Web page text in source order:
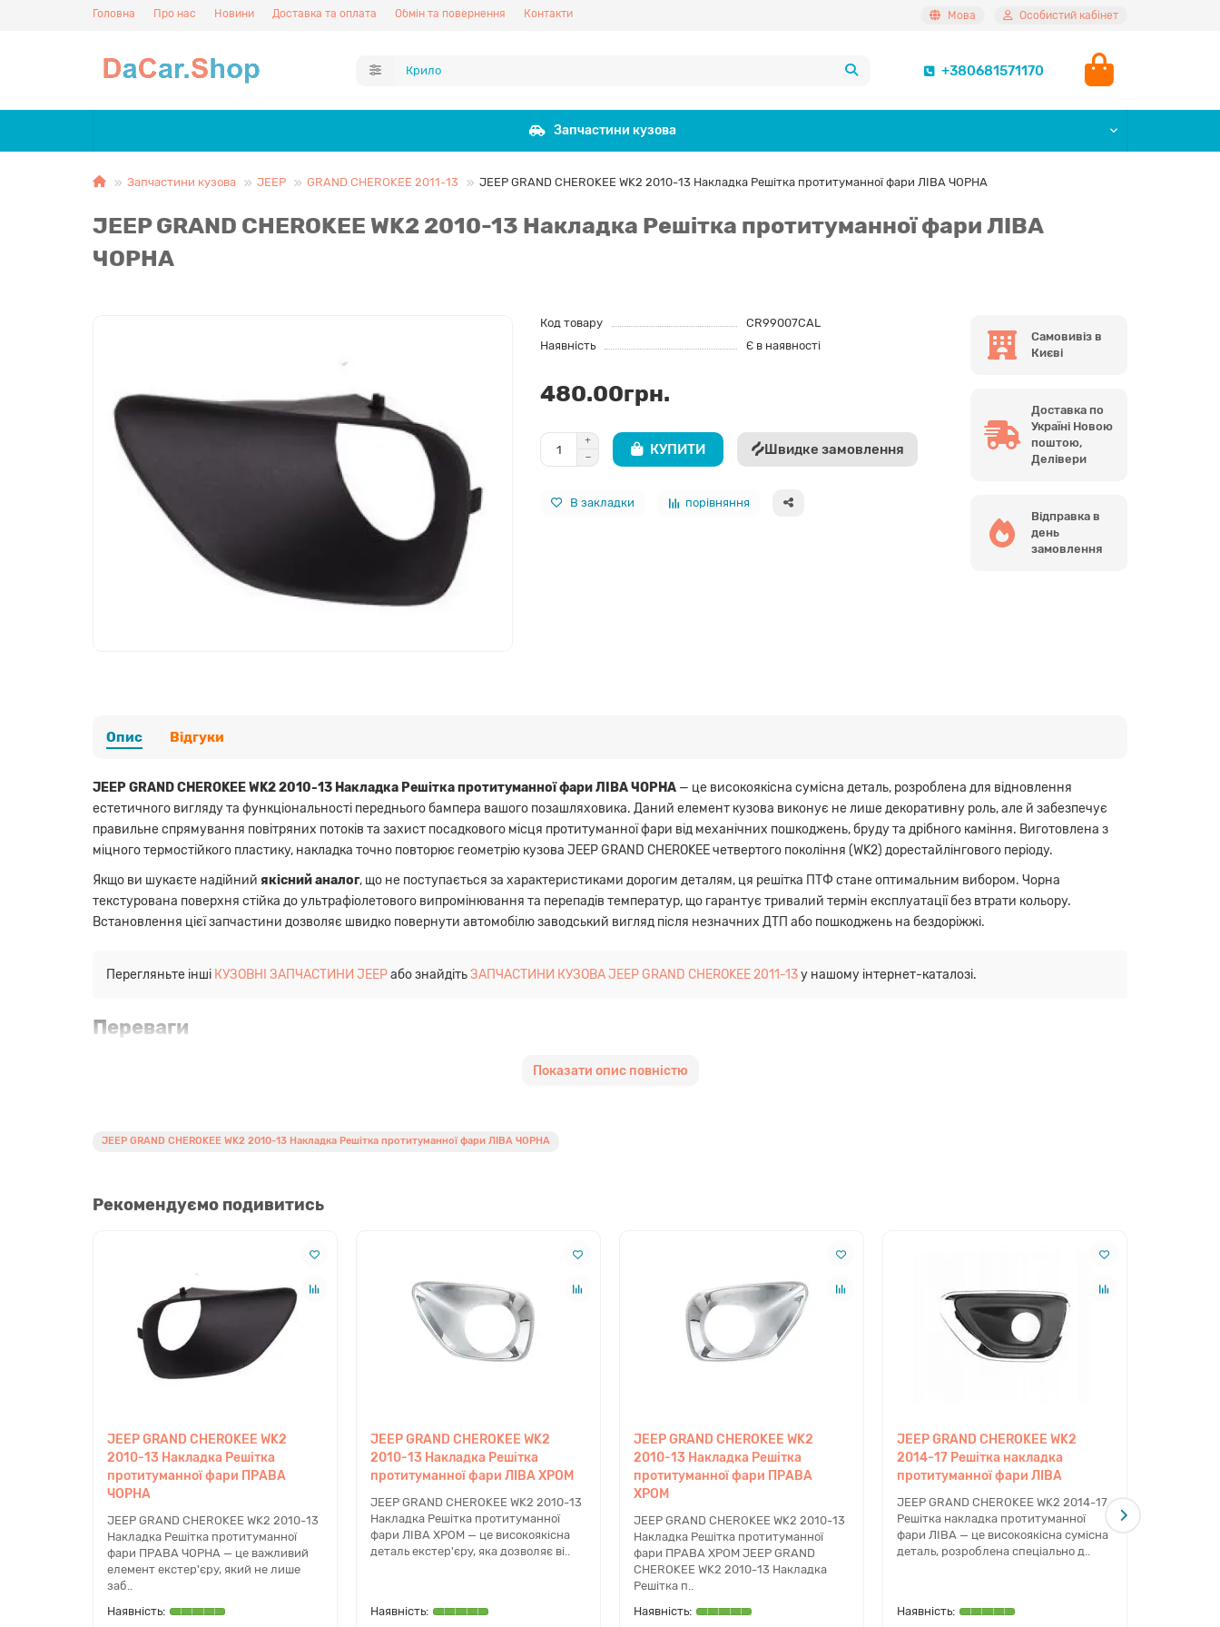
Головна Про нас Новини Доставка та оплата Обмін та повернення Контакти Мова Особистий кабінет
+380681571170
Запчастини кузова
Запчастини кузова JEEP GRAND CHEROKEE 2011-13 JEEP GRAND CHEROKEE WK2 2010-13 Накладка Решітка протитуманної фари ЛІВА ЧОРНА
JEEP GRAND CHEROKEE WK2 2010-13 Накладка Решітка протитуманної фари ЛІВА
ЧОРНА
Код товару
CR99007CAL
Наявність
Є в наявності
480.00грн.
КУПИТИ Швидке замовлення
В закладки порівняння
Самовивіз в
Києві
Доставка по
Україні Новою
поштою,
Делівери
Відправка в
день
замовлення
Опис Відгуки
JEEP GRAND CHEROKEE WK2 2010-13 Накладка Решітка протитуманної фари ЛІВА ЧОРНА — це високоякісна сумісна деталь, розроблена для відновлення
естетичного вигляду та функціональності переднього бампера вашого позашляховика. Даний елемент кузова виконує не лише декоративну роль, але й забезпечує
правильне спрямування повітряних потоків та захист посадкового місця протитуманної фари від механічних пошкоджень, бруду та дрібного каміння. Виготовлена з
міцного термостійкого пластику, накладка точно повторює геометрію кузова JEEP GRAND CHEROKEE четвертого покоління (WK2) дорестайлінгового періоду.
Якщо ви шукаєте надійний якісний аналог, що не поступається за характеристиками дорогим деталям, ця решітка ПТФ стане оптимальним вибором. Чорна
текстурована поверхня стійка до ультрафіолетового випромінювання та перепадів температур, що гарантує тривалий термін експлуатації без втрати кольору.
Встановлення цієї запчастини дозволяє швидко повернути автомобілю заводський вигляд після незначних ДТП або пошкоджень на бездоріжжі.
Перегляньте інші КУЗОВНІ ЗАПЧАСТИНИ JEEPабо знайдітьЗАПЧАСТИНИ КУЗОВА JEEP GRAND CHEROKEE 2011-13у нашому інтернет-каталозі.
Переваги
Дана деталь розроблена спеціально для платформи WK2, що забезпечує ідеальну посадку в штатне місце без необхідності доопрацювання.
Швидкий монтаж:Заміна накладки може бути проведена самостійно або на сервісі за лічені хвилини.
Сумісність
Покоління:
Роки випуску:2010, 2011, 2012, 2013
Тип кузова:
Позашляховик (SUV)
Перевірка сумісності
Якщо вам потрібна перевірка сумісності за VIN-кодом вашого автомобіля, експерти dacar.shop оперативно виконають підбір через оригінальний каталог виробника.
Інтернет-магазинdacar.shopспеціалізується на постачанні якісних кузовних елементів для американських автомобілів. Ми пропонуємо тільки перевірені аналоги, які
пройшли контроль якості. Наша команда забезпечує професійну допомогу з підбором, щоб ви отримали саме ту деталь, яка ідеально підійде вашому JEEP GRAND
CHEROKEE. Ми організовуємо швидку відправку по всій Україні, включаючи такі міста як Київ, Харків, Одеса, Дніпро та Львів, щоб мінімізувати час простою вашого авто в
FAQ
Чи підійде ця ліва накладка на Jeep Grand Cherokee 2014 року?
Ні, дана решітка розроблена спеціально для дорестайлінгової моделі WK2 (2010-2013 років). Для моделей після 2014 року використовуються деталі іншої форми.
Показати опис повністю
JEEP GRAND CHEROKEE WK2 2010-13 Накладка Решітка протитуманної фари ЛІВА ЧОРНА
Рекомендуємо подивитись
JEEP GRAND CHEROKEE WK2
2010-13 Накладка Решітка
протитуманної фари ПРАВА
ЧОРНА
JEEP GRAND CHEROKEE WK2 2010-13
Накладка Решітка протитуманної
фари ПРАВА ЧОРНА — це важливий
елемент екстер'єру, який не лише
заб..
JEEP GRAND CHEROKEE WK2
2010-13 Накладка Решітка
протитуманної фари ЛІВА ХРОМ
JEEP GRAND CHEROKEE WK2 2010-13
Накладка Решітка протитуманної
фари ЛІВА ХРОМ — це високоякісна
деталь екстер'єру, яка дозволяє ві..
JEEP GRAND CHEROKEE WK2
2010-13 Накладка Решітка
протитуманної фари ПРАВА
ХРОМ
JEEP GRAND CHEROKEE WK2 2010-13
Накладка Решітка протитуманної
фари ПРАВА ХРОМ JEEP GRAND
CHEROKEE WK2 2010-13 Накладка
Решітка п..
JEEP GRAND CHEROKEE WK2
2014-17 Решітка накладка
протитуманної фари ЛІВА
JEEP GRAND CHEROKEE WK2 2014-17
Решітка накладка протитуманної
фари ЛІВА — це високоякісна сумісна
деталь, розроблена спеціально д..